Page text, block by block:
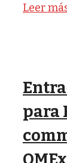
Leer
para